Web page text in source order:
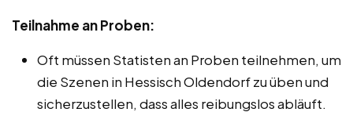
Teilnahme an Proben:
Oft müssen Statisten an Proben teilnehmen, um
die Szenen in Hessisch Oldendorf zu üben und
sicherzustellen, dass alles reibungslos abläuft.